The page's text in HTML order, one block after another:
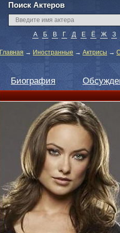
Поиск Актеров
А Б В Г Д Е Ё Ж З
Главная → Иностранные → Актрисы →
Биография